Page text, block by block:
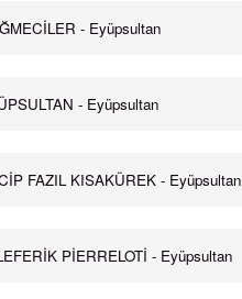
- Eyüpsultan
- Eyüpsultan
FAZIL KISAKÜREK - Eyüpsultan
PİERRELOTİ - Eyüpsultan